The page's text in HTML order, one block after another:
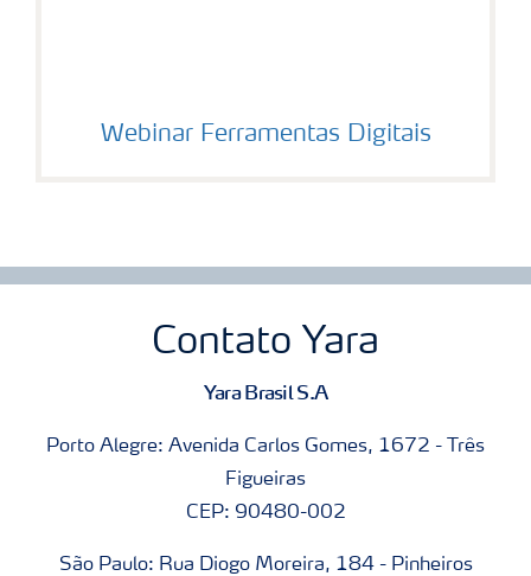
Webinar Ferramentas Digitais
Contato Yara
Yara Brasil S.A
Porto Alegre: Avenida Carlos Gomes, 1672 - Três
Figueiras
CEP: 90480-002
São Paulo: Rua Diogo Moreira, 184 - Pinheiros